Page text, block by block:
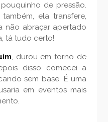
de pressão.
ela transfere,
não abraçar apertado
tá tudo certo!
, durou em torno de
disso comecei a
sem base. É uma
em eventos mais